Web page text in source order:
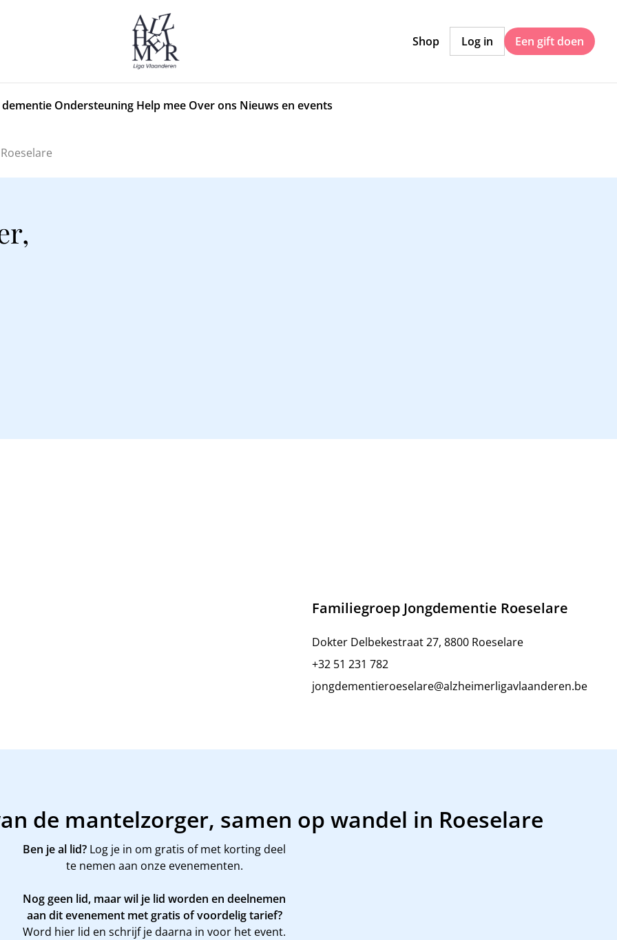
Shop Log in Een gift doen
Ondersteuning Help mee Over ons Nieuws en events
Familiegroep Jongdementie Roeselare
Dokter Delbekestraat 27, 8800 Roeselare
+32 51 231 782
jongdementieroeselare@alzheimerligavlaanderen.be
de mantelzorger, samen op wandel in Roeselare
Ben je al lid? Log je in om gratis of met korting deel
te nemen aan onze evenementen.
Nog geen lid, maar wil je lid worden en deelnemen
aan dit evenement met gratis of voordelig tarief?
Word hier lid en schrijf je daarna in voor het event.